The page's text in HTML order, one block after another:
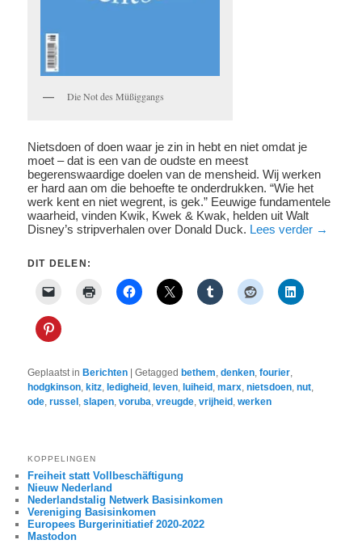
Die Not des Müßiggangs
Nietsdoen of doen waar je zin in hebt en niet omdat je
moet – dat is een van de oudste en meest
begerenswaardige doelen van de mensheid. Wij werken
er hard aan om die behoefte te onderdrukken. “Wie het
werk kent en niet wegrent, is gek.” Eeuwige fundamentele
waarheid, vinden Kwik, Kwek & Kwak, helden uit Walt
Disney’s stripverhalen over Donald Duck. Lees verder →
DIT DELEN:
Geplaatst in Berichten |Getagged bethem,denken,fourier,
hodgkinson, kitz, ledigheid , leven, luiheid ,marx,nietsdoen,nut,
ode,russel ,slapen,voruba,vreugde,vrijheid ,werken
KOPPELINGEN
Freiheit statt Vollbeschäftigung
Nieuw Nederland
Nederlandstalig Netwerk Basisinkomen
Vereniging Basisinkomen
Europees Burgerinitiatief 2020-2022
Mastodon